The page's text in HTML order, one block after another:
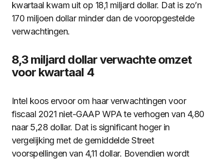
kwartaal kwam uit op 18,1 miljard dollar. Dat is zo’n
170 miljoen dollar minder dan de vooropgestelde
verwachtingen.
8,3 miljard dollar verwachte omzet
voor kwartaal 4
Intel koos ervoor om haar verwachtingen voor
fiscaal 2021 niet-GAAP WPA te verhogen van 4,80
naar 5,28 dollar. Dat is significant hoger in
vergelijking met de gemiddelde Street
voorspellingen van 4,11 dollar. Bovendien wordt